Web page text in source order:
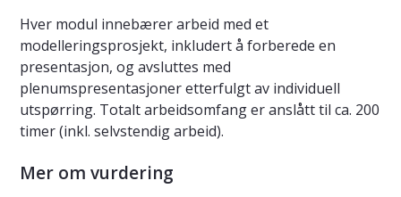
Hver modul innebærer arbeid med et
modelleringsprosjekt, inkludert å forberede en
presentasjon, og avsluttes med
plenumspresentasjoner etterfulgt av individuell
utspørring. Totalt arbeidsomfang er anslått til ca. 200
timer (inkl. selvstendig arbeid).
Mer om vurdering